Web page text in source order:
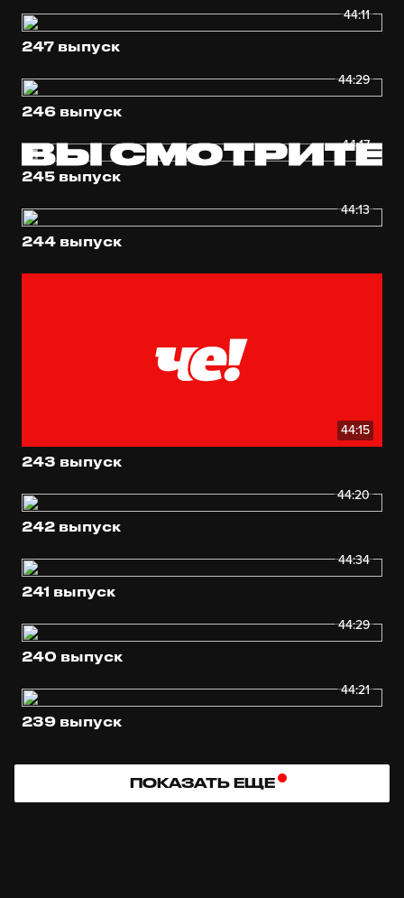
44:11
247 выпуск
44:29
246 выпуск
44:17
245 выпуск
44:13
244 выпуск
44:15
243 выпуск
44:20
242 выпуск
44:34
241 выпуск
44:29
240 выпуск
44:21
239 выпуск
ПОКАЗАТЬ ЕЩЕ